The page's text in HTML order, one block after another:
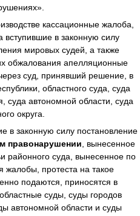
кассационные жалоба,
вступившие в законную силу
мировых судей, а также
обжалования апелляционные
суд, принявший решение, в
областного суда, суда
суда автономной области, суда
округа.
в законную силу постановление
правонарушении , вынесенное
районного суда, вынесенное по
жалобы, протеста на такое
подаются, приносятся в
суды, суды городов
автономной области и суды